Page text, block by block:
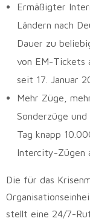
Ermäßigter
Ländern nach
Dauer zu
von EM-Tickets
seit 17. Januar
Mehr Züge,
Sonderzüge
Tag knapp
Intercity-Zügen
Die für das
stellt eine 24/7-